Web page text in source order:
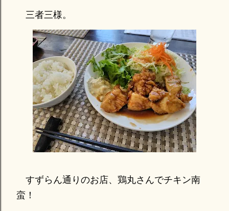
三者三様。
すずらん通りのお店、鶏丸さんでチキン南
蛮！